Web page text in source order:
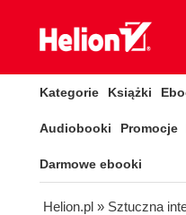
Kategorie Książki
Audiobooki Promocje
Darmowe ebooki
Helion.pl » Sztuczna